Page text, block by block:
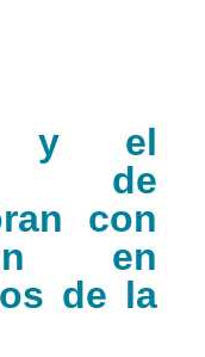
y el
de
con
en
de la